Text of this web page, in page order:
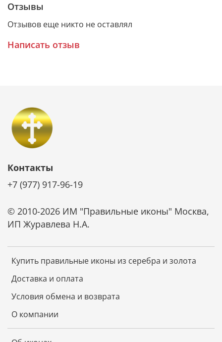
Церкви.
Подарочная упаковка
Отзывы
Отзывов еще никто не оставлял
Написать отзыв
Купить правильные иконы из серебра и золота
Доставка и оплата
Условия обмена и возврата
О компании
Контакты
+7 (977) 917-96-19
© 2010-2026 ИМ "Правильные иконы" Москва,
ИП Журавлева Н.А.